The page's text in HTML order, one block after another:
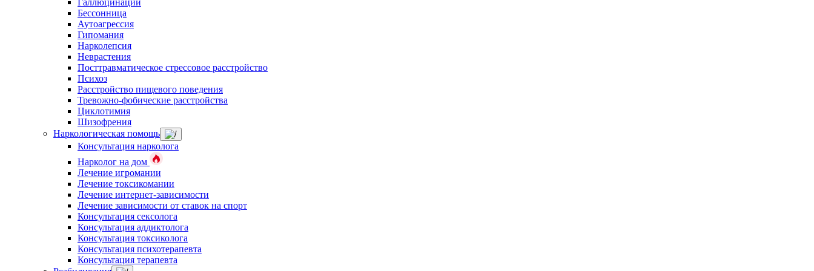
Галлюцинации
Бессонница
Аутоагрессия
Гипомания
Нарколепсия
Неврастения
Посттравматическое стрессовое расстройство
Психоз
Расстройство пищевого поведения
Тревожно-фобические расстройства
Циклотимия
Шизофрения
Наркологическая помощь
Консультация нарколога
Нарколог на дом
Лечение игромании
Лечение токсикомании
Лечение интернет-зависимости
Лечение зависимости от ставок на спорт
Консультация сексолога
Консультация аддиктолога
Консультация токсиколога
Консультация психотерапевта
Консультация терапевта